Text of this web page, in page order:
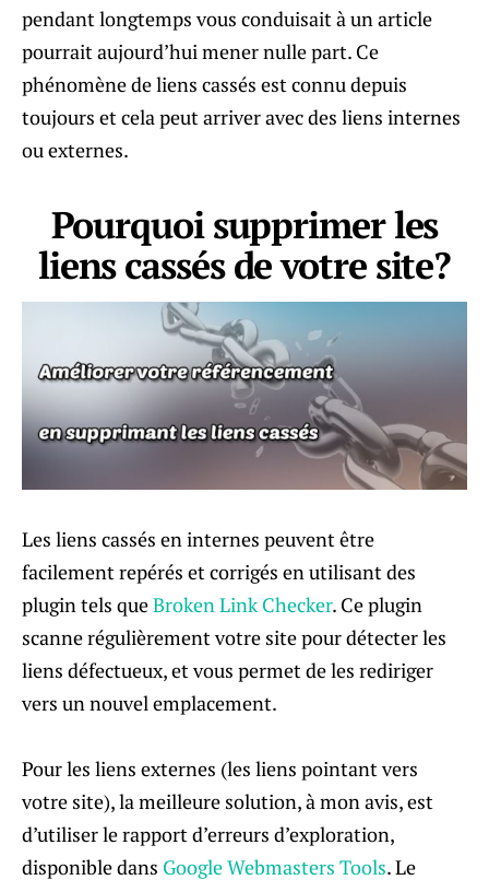
pendant longtemps vous conduisait à un article
pourrait aujourd’hui mener nulle part. Ce
phénomène de liens cassés est connu depuis
toujours et cela peut arriver avec des liens internes
ou externes.
Pourquoi supprimer les
liens cassés de votre site?
Les liens cassés en internes peuvent être
facilement repérés et corrigés en utilisant des
plugin tels queBroken Link Checker. Ce plugin
scanne régulièrement votre site pour détecter les
liens défectueux, et vous permet de les rediriger
vers un nouvel emplacement.
Pour les liens externes (les liens pointant vers
votre site), la meilleure solution, à mon avis, est
d’utiliser le rapport d’erreurs d’exploration,
disponible dans Google Webmasters Tools. Le